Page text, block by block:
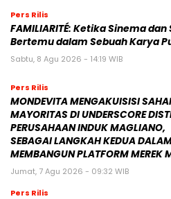
Pers Rilis
FAMILIARITÉ: Ketika Sinema
Bertemu dalam Sebuah Karya
Sabtu, 8 Agu 2026 - 14:19 WIB
Pers Rilis
MONDEVITA MENGAKUISISI
MAYORITAS DI UNDERSCORE
PERUSAHAAN INDUK MAGLIANO,
SEBAGAI LANGKAH KEDUA
MEMBANGUN PLATFORM MEREK
Jumat, 7 Agu 2026 - 09:32 WIB
Pers Rilis